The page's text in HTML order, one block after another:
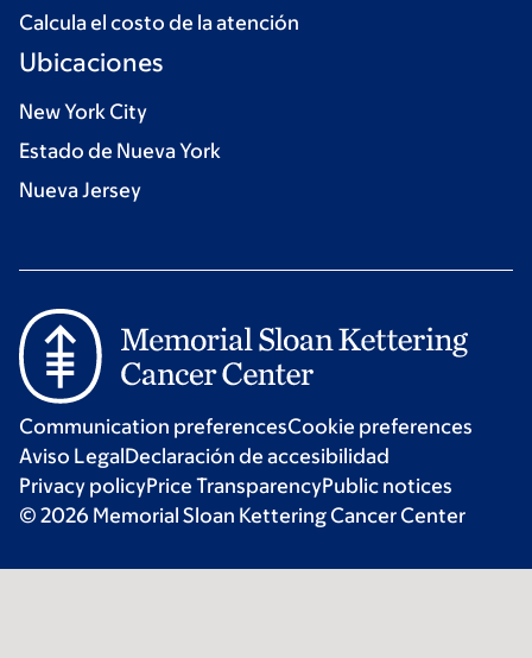
Calcula el costo de la atención
Ubicaciones
New York City
Estado de Nueva York
Nueva Jersey
Communication preferencesCookie preferences
Aviso LegalDeclaración de accesibilidad
Privacy policyPrice TransparencyPublic notices
© 2026 Memorial Sloan Kettering Cancer Center